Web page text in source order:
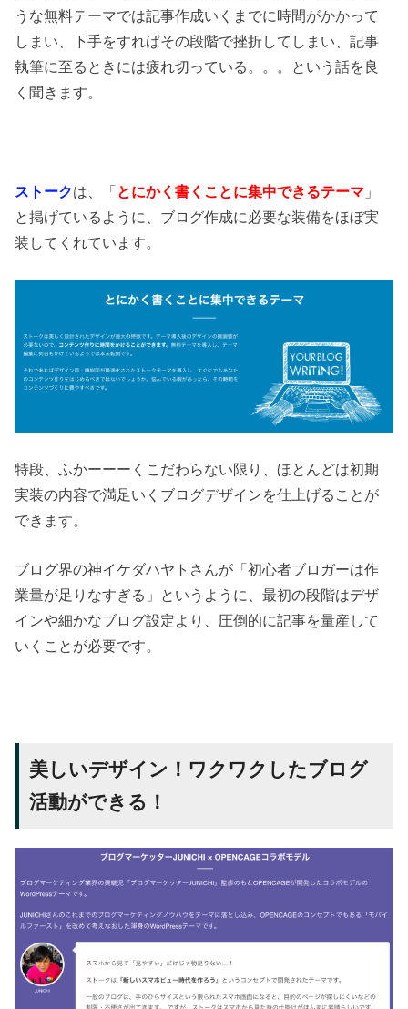
うな無料テーマでは記事作成いくまでに時間がかかって
しまい、下手をすればその段階で挫折してしまい、記事
執筆に至るときには疲れ切っている。。。という話を良
く聞きます。
ストークは、「とにかく書くことに集中できるテーマ 」
と掲げているように、ブログ作成に必要な装備をほぼ実
装してくれています。
特段、ふかーーーくこだわらない限り、ほとんどは初期
実装の内容で満足いくブログデザインを仕上げることが
できます。
ブログ界の神イケダハヤトさんが「初心者ブロガーは作
業量が足りなすぎる」というように、最初の段階はデザ
インや細かなブログ設定より、圧倒的に記事を量産して
いくことが必要です。
美しいデザイン！ワクワクしたブログ
活動ができる！